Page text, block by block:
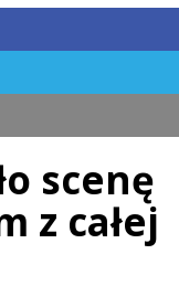
scenę
z całej